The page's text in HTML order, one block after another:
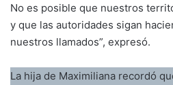
No es posible que nuestros
y que las autoridades sigan
nuestros llamados”, expresó.
La hija de Maximiliana recordó